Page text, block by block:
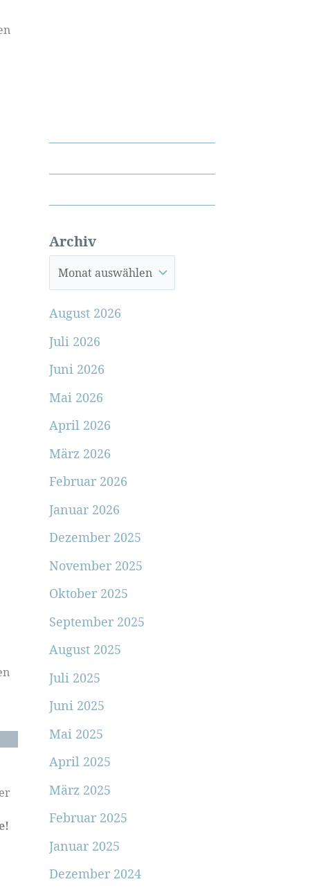
Archiv
August 2026
Juli 2026
Juni 2026
Mai 2026
April 2026
März 2026
Februar 2026
Januar 2026
Dezember 2025
November 2025
Oktober 2025
September 2025
August 2025
Juli 2025
Juni 2025
Mai 2025
April 2025
März 2025
Februar 2025
Januar 2025
Dezember 2024